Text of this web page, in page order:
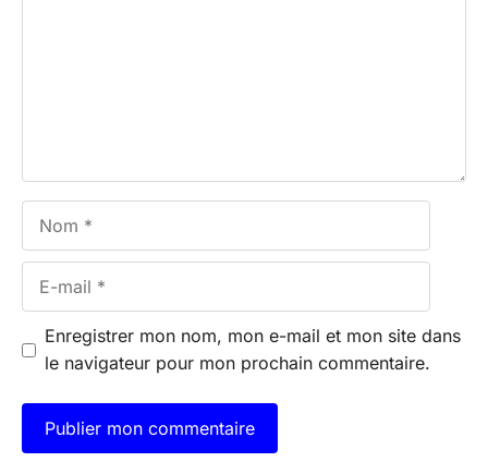
Enregistrer mon nom, mon e-mail et mon site dans
le navigateur pour mon prochain commentaire.